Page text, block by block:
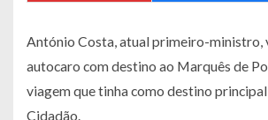
António Costa, atual primeiro-ministro,
autocaro com destino ao Marquês de
viagem que tinha como destino
Cidadão.